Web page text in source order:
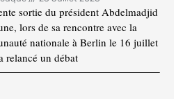
sortie du président Abdelmadjid
lors de sa rencontre avec la
nationale à Berlin le 16 juillet
relancé un débat